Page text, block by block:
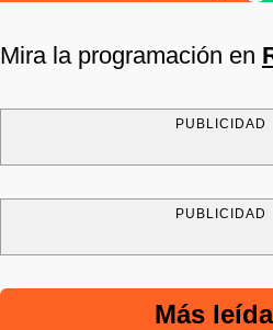
Mira la programación en
PUBLICIDAD
PUBLICIDAD
Más